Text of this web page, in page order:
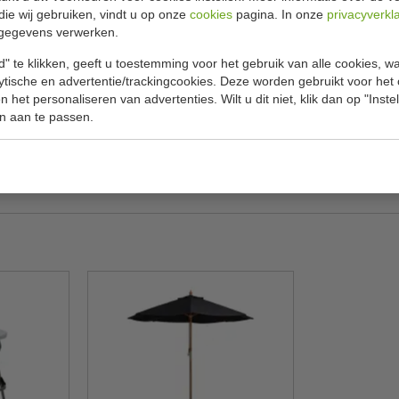
wij gebruiken, vindt u op onze cookies pagina. In onze
verwerken.
te klikken, geeft u toestemming voor het gebruik van alle cookies,
en advertentie/trackingcookies. Deze worden gebruikt voor het
het personaliseren van advertenties. Wilt u dit niet, klik dan op
aan te passen.
plek te creëren waar mensen kunnen
tafel compact op kunt slaan. Dankzij de sterke
Model
H x Ø
Materiaal